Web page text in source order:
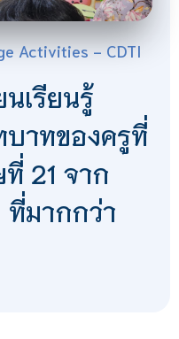
Activities - CDTI
เรียนรู้
บาทของครูที่
21 จาก
มากกว่า